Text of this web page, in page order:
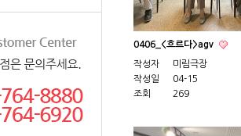
0406_<흐르다>agv
작성자
미림극장
작성일
04-15
조회
269